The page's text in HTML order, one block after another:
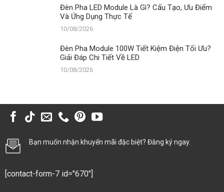
Đèn Pha LED Module Là Gì? Cấu Tạo, Ưu Điểm
Và Ứng Dụng Thực Tế
10/08/2026
Đèn Pha Module 100W Tiết Kiệm Điện Tối Ưu?
Giải Đáp Chi Tiết Về LED
10/08/2026
Bạn muốn nhận khuyến mãi đặc biệt? Đăng ký ngay.
[contact-form-7 id="670"]